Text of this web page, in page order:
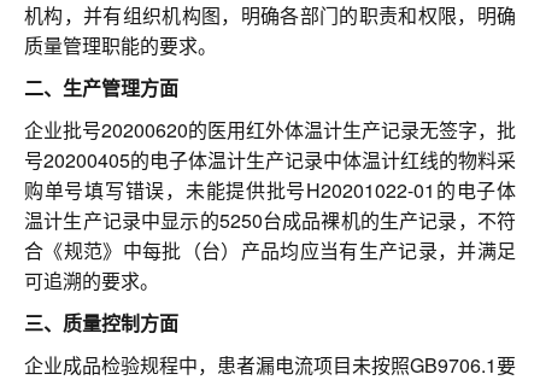
机构，并有组织机构图，明确各部门的职责和权限，明确
质量管理职能的要求。
二、生产管理方面
企业批号20200620的医用红外体温计生产记录无签字，批
号20200405的电子体温计生产记录中体温计红线的物料采
购单号填写错误，未能提供批号H20201022-01的电子体
温计生产记录中显示的5250台成品裸机的生产记录，不符
合《规范》中每批（台）产品均应当有生产记录，并满足
可追溯的要求。
三、质量控制方面
企业成品检验规程中，患者漏电流项目未按照GB9706.1要